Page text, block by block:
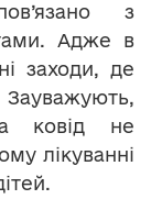
з
Адже в
заходи, де
ковід не
лікуванні